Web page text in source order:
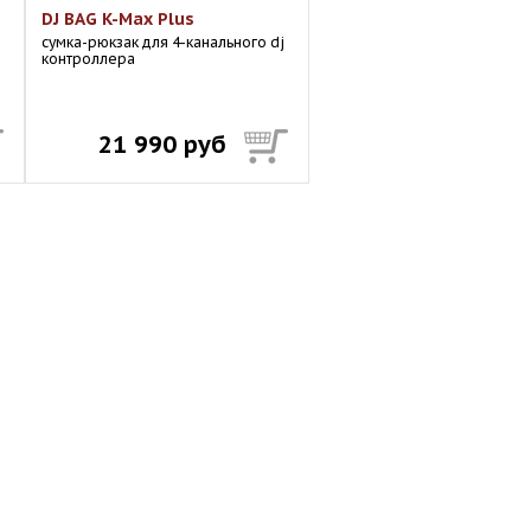
DJ BAG K-Max Plus
cумка-рюкзак для 4-канального dj
контроллера
21 990 руб